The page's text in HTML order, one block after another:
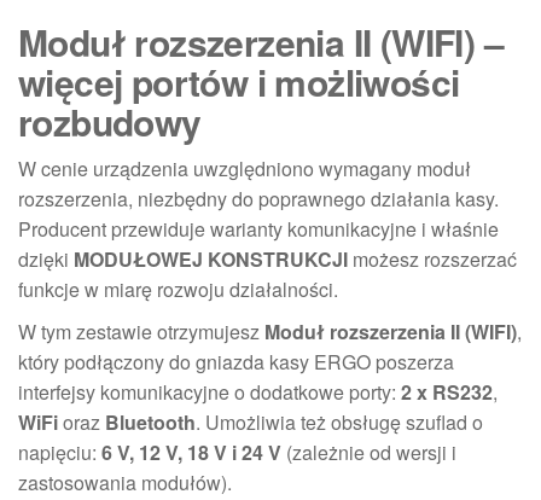
Moduł rozszerzenia II (WIFI) –
więcej portów i możliwości
rozbudowy
W cenie urządzenia uwzględniono wymagany moduł
rozszerzenia, niezbędny do poprawnego działania kasy.
Producent przewiduje warianty komunikacyjne i właśnie
dzięki MODUŁOWEJ KONSTRUKCJI możesz rozszerzać
funkcje w miarę rozwoju działalności.
W tym zestawie otrzymujesz Moduł rozszerzenia II (WIFI),
który podłączony do gniazda kasy ERGO poszerza
interfejsy komunikacyjne o dodatkowe porty: 2 x RS232,
WiFioraz Bluetooth. Umożliwia też obsługę szuflad o
napięciu: 6 V, 12 V, 18 V i 24 V (zależnie od wersji i
zastosowania modułów).